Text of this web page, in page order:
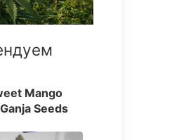
Mango
Seeds